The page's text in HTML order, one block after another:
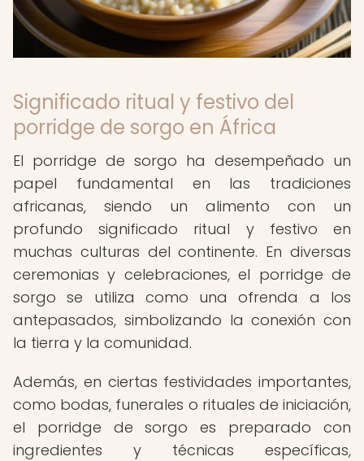
Significado ritual y festivo del
porridge de sorgo en África
El porridge de sorgo ha desempeñado un
papel fundamental en las tradiciones
africanas, siendo un alimento con un
profundo significado ritual y festivo en
muchas culturas del continente. En diversas
ceremonias y celebraciones, el porridge de
sorgo se utiliza como una ofrenda a los
antepasados, simbolizando la conexión con
la tierra y la comunidad.
Además, en ciertas festividades importantes,
como bodas, funerales o rituales de iniciación,
el porridge de sorgo es preparado con
ingredientes y técnicas específicas,